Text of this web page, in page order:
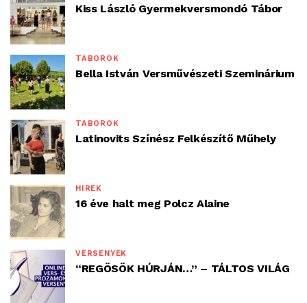
Kiss László Gyermekversmondó Tábor
TÁBOROK
Bella István Versművészeti Szeminárium
TÁBOROK
Latinovits Színész Felkészítő Műhely
HÍREK
16 éve halt meg Polcz Alaine
VERSENYEK
“REGÖSÖK HÚRJÁN…” – TÁLTOS VILÁG